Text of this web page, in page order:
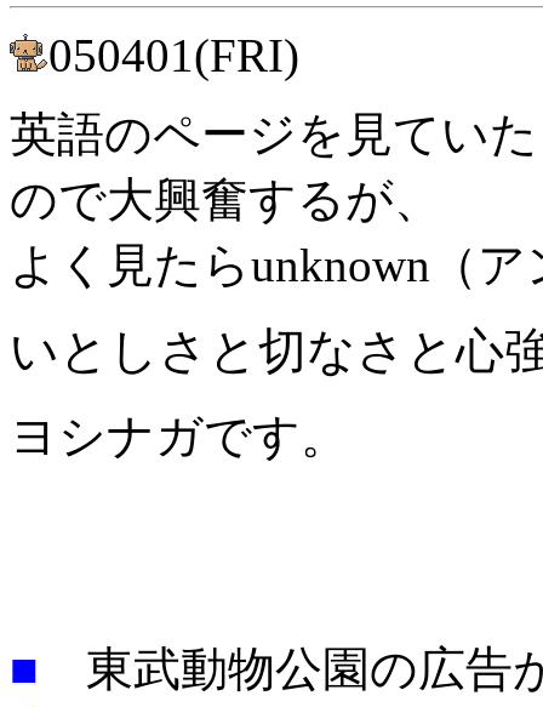
050401(FRI)
英語のページを見てい
ので大興奮するが、
よく見たらunknown（
いとしさと切なさと心
ヨシナガです。
■ 東武動物公園の広